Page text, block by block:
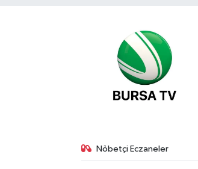
Nöbetçi Eczaneler